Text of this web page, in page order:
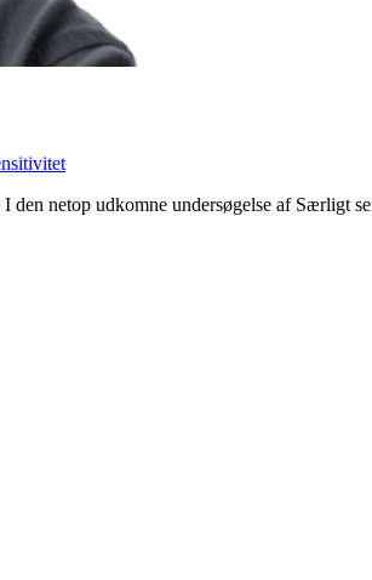
netop udkomne undersøgelse af Særligt